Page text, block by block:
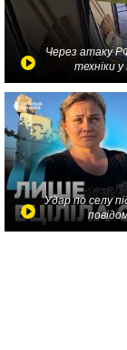
Через атаку
техніки у
Удар по селу